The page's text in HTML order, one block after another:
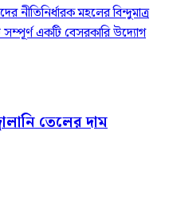
নীতিনির্ধারক মহলের বিন্দুমাত্র
একটি বেসরকারি উদ্যোগ
তেলের দাম